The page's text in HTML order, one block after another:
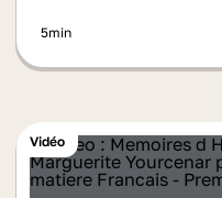
5min
Vidéo